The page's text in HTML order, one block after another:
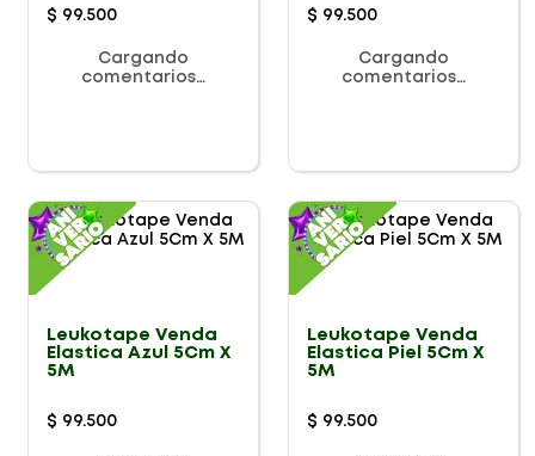
$ 99.500
Cargando
comentarios…
$ 99.500
Cargando
comentarios…
Leukotape Venda
Elastica Azul 5Cm X
5M
$ 99.500
Leukotape Venda
Elastica Piel 5Cm X
5M
$ 99.500